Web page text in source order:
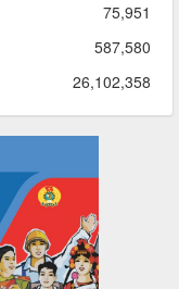
của Tổng
phối tự động
Nam về các cấp
sắp xếp tổ chức bộ
động hiệu lực, hiệu
75,951
587,580
26,102,358